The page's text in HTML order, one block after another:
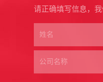
请正确填写信息，